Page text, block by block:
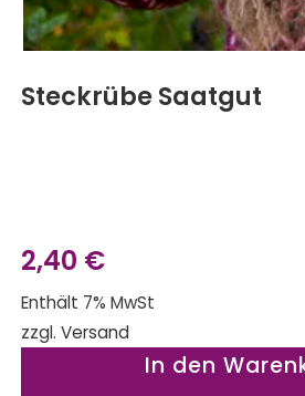
Steckrübe Saatgut
2,40 €
Enthält 7% MwSt
zzgl. Versand
In den